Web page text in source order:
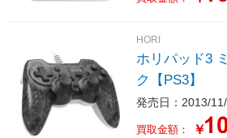
HORI
ホリパッド3
ク【PS3】
発売日：2013/
買取金額： ￥